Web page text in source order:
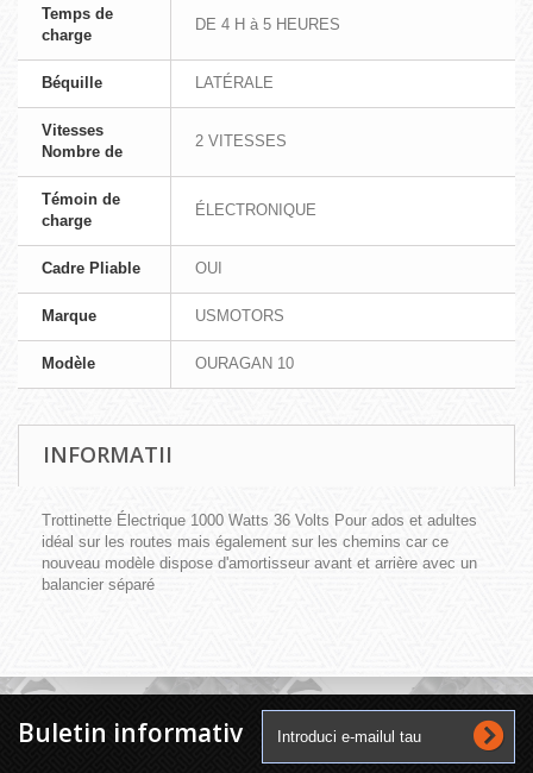
Temps de
charge
DE 4 H à 5 HEURES
Béquille LATÉRALE
Vitesses
Nombre de
2 VITESSES
Témoin de
charge
ÉLECTRONIQUE
Cadre Pliable OUI
Marque USMOTORS
Modèle OURAGAN 10
INFORMATII
Trottinette Électrique 1000 Watts 36 Volts Pour ados et adultes
idéal sur les routes mais également sur les chemins car ce
nouveau modèle dispose d'amortisseur avant et arrière avec un
balancier séparé
Buletin informativ